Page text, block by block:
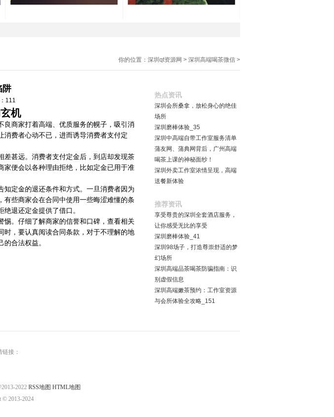
你的位置： 深圳qt资源网 > 深圳高端喝茶微信 >
阱
111
机
商家打着高端、优质服务的幌子，吸引消
消费者心动不已，进而诱导消费者支付定
差甚远。消费者支付定金后，到店却发现茶
家便会以各种理由拒绝，比如定金已用于准
知定金的退还条件和方式。一旦消费者因为
些商家会在合同中使用一些晦涩难懂的条
退还定金提供了借口。
惕。仔细了解商家的信誉和口碑，查看相关
时，要认真阅读合同条款，对于不理解的地
合法权益。
热点资讯
深圳会所桑拿，放松身心的绝佳
场所
深圳磨棒体验_35
深圳中高端自带工作室服务清单
蒲友网、蒲典网背后，广州高端
喝茶上课的神秘面纱！
深圳外卖工作室浓情呈现，高端
送餐新体验
推荐资讯
享受尊贵的深圳全套酒店服务，
让你感受无比的享受
深圳磨棒体验_41
深圳98场子，打造尊崇舒适的梦
幻场所
深圳高端品茶喝茶防骗指南：识
别虚假信息
深圳高端嫩茶预约：工作室资源
与会所体验全攻略_151
链接：
2022 RSS地图 HTML地图
© 2013-2024